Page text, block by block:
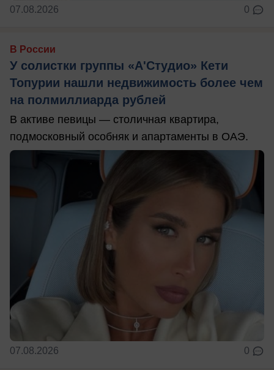
07.08.2026 0
В России
У солистки группы «А'Студио» Кети
Топурии нашли недвижимость более чем
на полмиллиарда рублей
В активе певицы — столичная квартира,
подмосковный особняк и апартаменты в ОАЭ.
07.08.2026 0